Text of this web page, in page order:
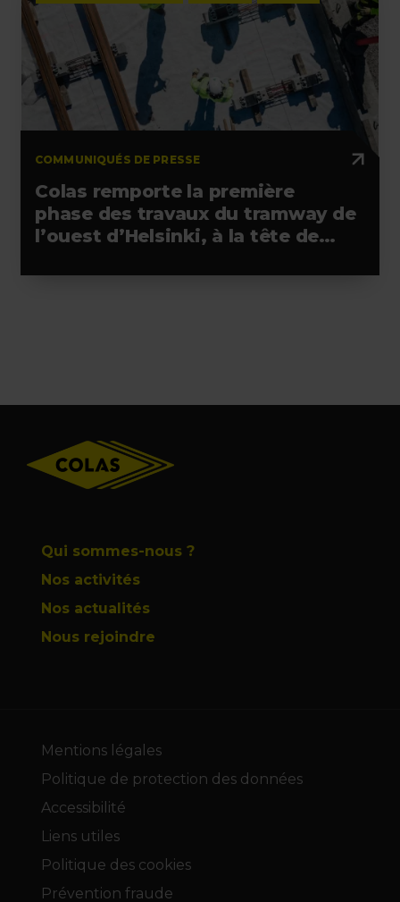
COMMUNIQUÉS DE PRESSE
Colas remporte la première
phase des travaux du tramway de
l’ouest d’Helsinki, à la tête de
Qui sommes-nous ?
Nos activités
Nos actualités
Nous rejoindre
Mentions légales
Politique de protection des données
Accessibilité
Liens utiles
Politique des cookies
Prévention fraude